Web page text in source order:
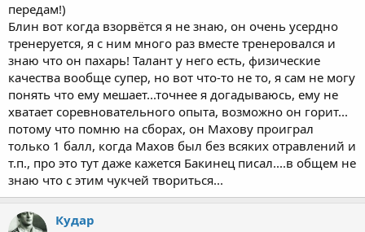
передам!)
Блин вот когда взорвётся я не знаю, он очень усердно
тренеруется, я с ним много раз вместе тренеровался и
знаю что он пахарь! Талант у него есть, физические
качества вообще супер, но вот что-то не то, я сам не могу
понять что ему мешает...точнее я догадываюсь, ему не
хватает соревновательного опыта, возможно он горит...
потому что помню на сборах, он Махову проиграл
только 1 балл, когда Махов был без всяких отравлений и
т.п., про это тут даже кажется Бакинец писал....в общем не
знаю что с этим чукчей твориться...
Кудар